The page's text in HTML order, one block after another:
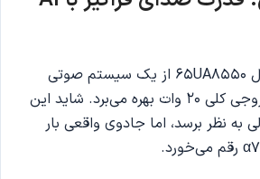
تلویزیون ال جی مدل 65UA8550 از یک سیستم صوتی
2.0 کاناله با توان خروجی کلی 20 وات بهره می‌برد. شاید این
به نظر برسد، اما جادوی واقعی بار